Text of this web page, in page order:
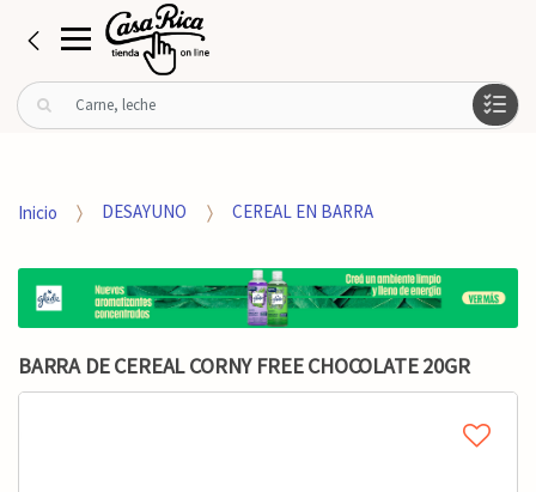
B
u
r
o
Inicio DESAYUNO CEREAL EN BARRA
BARRA DE CEREAL CORNY FREE CHOCOLATE 20GR